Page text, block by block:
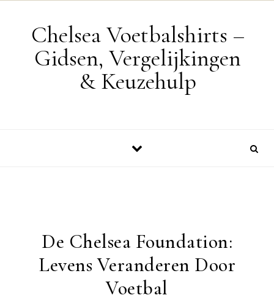
Chelsea Voetbalshirts –
Gidsen, Vergelijkingen
& Keuzehulp
De Chelsea Foundation:
Levens Veranderen Door
Voetbal